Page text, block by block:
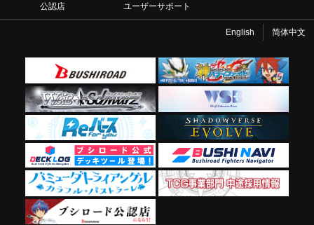
公認店
ユーザーサポート
English 简体中文